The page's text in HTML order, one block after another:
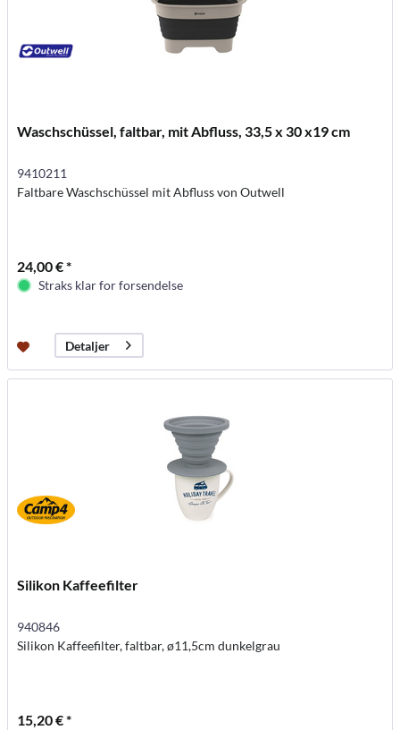
Waschschüssel, faltbar, mit Abfluss, 33,5 x 30 x19 cm
9410211
Faltbare Waschschüssel mit Abfluss von Outwell
24,00 € *
Straks klar for forsendelse
Detaljer
Silikon Kaffeefilter
940846
Silikon Kaffeefilter, faltbar, ø11,5cm dunkelgrau
15,20 € *